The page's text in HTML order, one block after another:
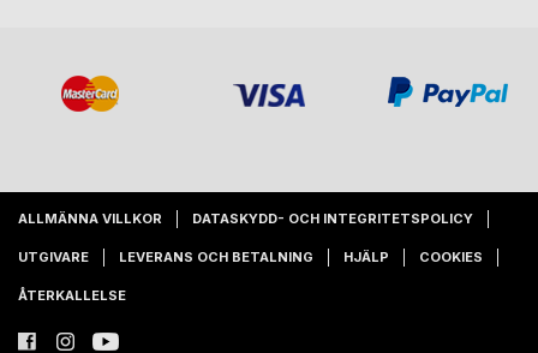
ALLMÄNNA VILLKOR DATASKYDD- OCH INTEGRITETSPOLICY
UTGIVARE LEVERANS OCH BETALNING HJÄLP COOKIES
ÅTERKALLELSE